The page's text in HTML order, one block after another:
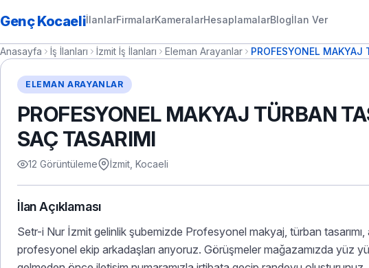
Genç KocaeliİlanlarFirmalarKameralarHesaplamalarBlogİlan Ver
Anasayfa İş İlanları İzmit İş İlanları Eleman Arayanlar PROFESYONEL MAKYAJ
ELEMAN ARAYANLAR
PROFESYONEL MAKYAJ TÜRBAN
SAÇ TASARIMI
12 Görüntüleme İzmit, Kocaeli
İlan Açıklaması
Setr-i Nur İzmit gelinlik şubemizde Profesyonel makyaj, türban tasarımı,
profesyonel ekip arkadaşları arıyoruz. Görüşmeler mağazamızda yüz